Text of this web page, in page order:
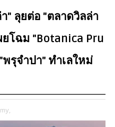
" ลุยต่อ "ตลาดวิลล่า
โฉม "Botanica Pru
พรุจำปา" ทำเลใหม่